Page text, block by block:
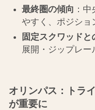
最終圏の傾向 ：
やすく、ポジショ
固定スクワッドと
展開・ジップレー
オリンパス：トラ
が重要に